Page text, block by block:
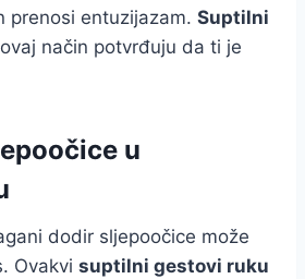
prenosi entuzijazam. Suptilni
način potvrđuju da ti je
u
dodir sljepoočice može
Ovakvi suptilni gestovi ruku